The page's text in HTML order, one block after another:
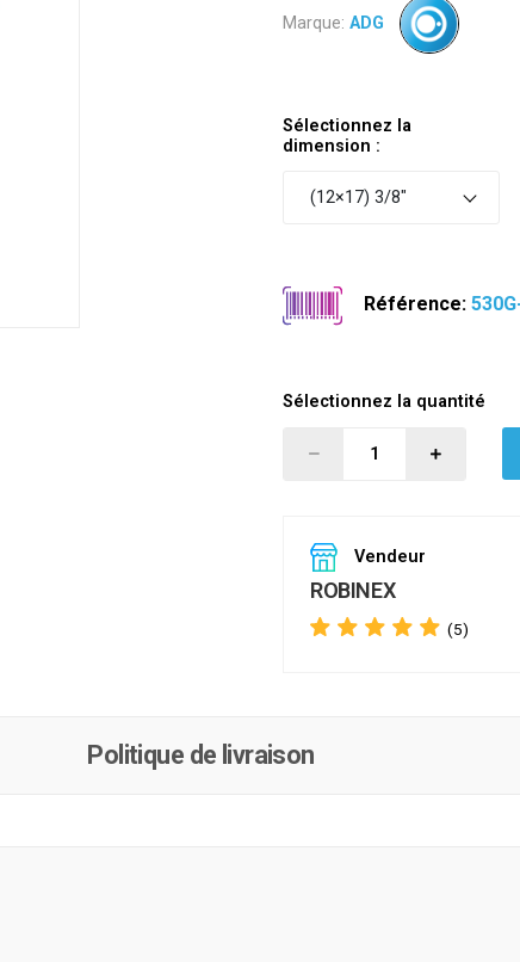
Marque: ADG
Sélectionnez la
dimension :
(12×17) 3/8"
Référence:
Sélectionnez la quantité
Vendeur
ROBINEX
(5)
Politique de livraison